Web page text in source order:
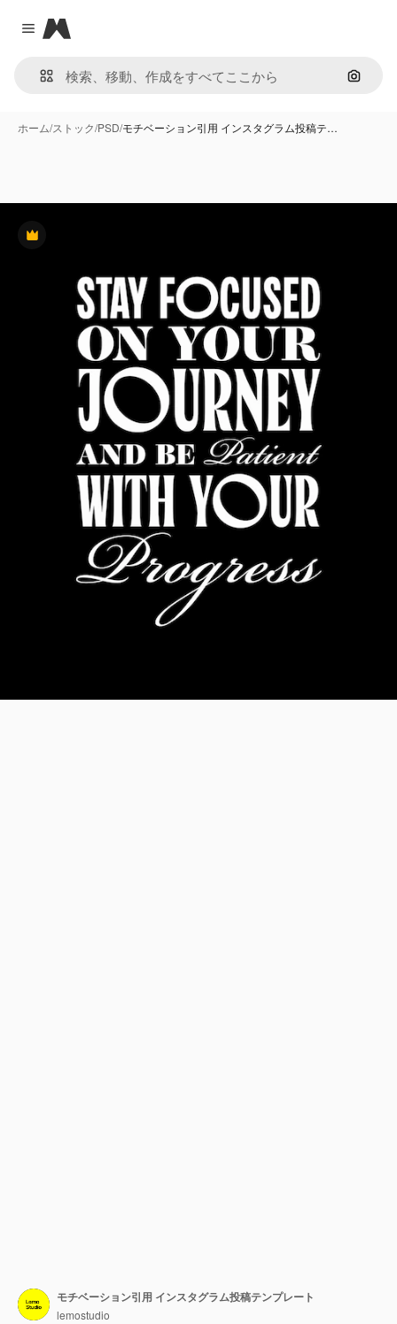
Close menu
Magnific
画像で
ホーム/ストック/PSD/モチベーション引用 インスタグラム投稿テ…
Premium
モチベーション引用 インスタグラム投稿テンプレート
lemostudio